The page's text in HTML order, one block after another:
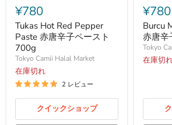
Hot
Red
Pepper
Paste
赤
唐
辛
子
ペ
ー
ス
700g
¥780
Tukas Hot Red Pepper
Paste 赤唐辛子ペースト
700g
Tokyo Camii Halal Market
在庫切れ
2 レビュー
クイックショップ
Mild
Pepper
Paste
赤
唐
辛
子
ト
g
¥780
Burcu
赤唐辛
Tokyo
在庫切